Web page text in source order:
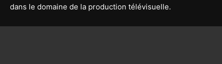
dans le domaine de la production télévisuelle.